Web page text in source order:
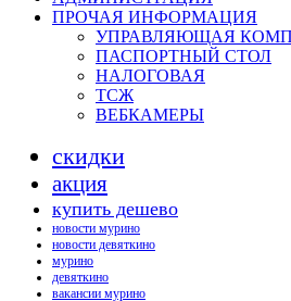
ПРОЧАЯ ИНФОРМАЦИЯ
УПРАВЛЯЮЩАЯ
ПАСПОРТНЫЙ СТОЛ
НАЛОГОВАЯ
ТСЖ
ВЕБКАМЕРЫ
скидки
акция
купить дешево
новости мурино
новости девяткино
мурино
девяткино
вакансии мурино